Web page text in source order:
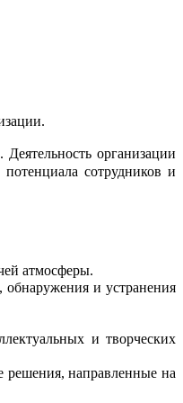
организации
сотрудников и
атмосферы.
обнаружения и устранения
и творческих
решения, направленные на